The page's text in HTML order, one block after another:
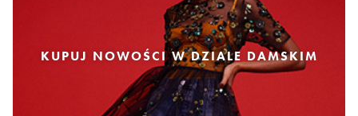
KUPUJ NOWOŚCI W DZIALE DAMSKIM